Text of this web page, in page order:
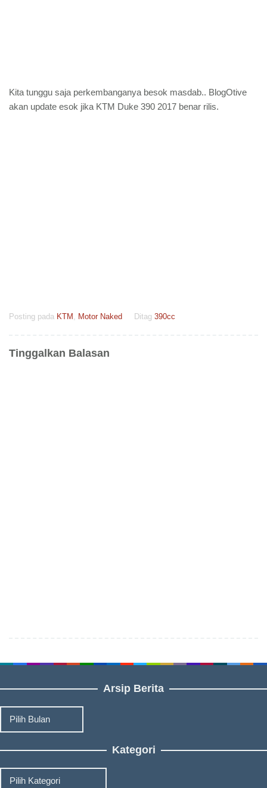
Kita tunggu saja perkembanganya besok masdab.. BlogOtive
akan update esok jika KTM Duke 390 2017 benar rilis.
Posting pada KTM Motor Naked Ditag 390cc
Tinggalkan Balasan
Arsip Berita
Kategori